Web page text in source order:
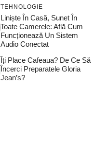
TEHNOLOGIE
Liniște În Casă, Sunet În
Toate Camerele: Află Cum
Funcționează Un Sistem
Audio Conectat
Îți Place Cafeaua? De Ce Să
Încerci Preparatele Gloria
Jean’s?